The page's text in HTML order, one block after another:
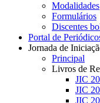
Modalidades
Formulários
Discentes
Portal de
Jornada de
Principal
Livros de
JIC
JIC
JIC